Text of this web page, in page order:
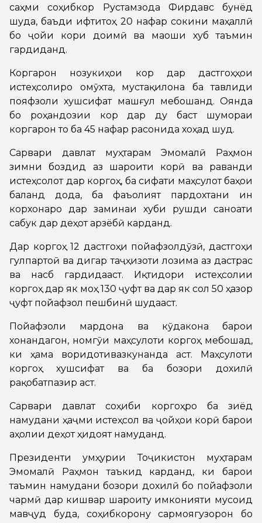
саҳми соҳибкор Рустамзода Фирдавс бунёд
шуда, баъди ифтитоҳ 20 нафар сокини маҳаллӣ
бо ҷойи кори доимӣ ва маоши хуб таъмин
гардиданд.
Коргарон нозукиҳои кор дар дастгоҳҳои
истеҳсолиро омӯхта, мустақилона ба тавлиди
пояфзоли хушсифат машғул мебошанд. Оянда
бо роҳандозии кор дар ду баст шумораи
коргарон то ба 45 нафар расонида хоҳад шуд.
Сарвари давлат муҳтарам Эмомалӣ Раҳмон
зимни боздид аз шароити корӣ ва раванди
истеҳсолот дар коргоҳ, ба сифати маҳсулот баҳои
баланд дода, ба фаъолият пардохтани ин
корхонаро дар заминаи хуби рушди саноати
сабук дар деҳот арзёбӣ карданд.
Дар коргоҳ 12 дастгоҳи пойафзолдӯзӣ, дастгоҳи
гулпартоӣ ва дигар таҷҳизоти лозима аз дастрас
ва насб гардидааст. Иқтидори истеҳсолии
коргоҳ дар як моҳ 130 ҷуфт ва дар як сол 50 ҳазор
ҷуфт пойафзол пешбинӣ шудааст.
Пойафзоли мардона ва кӯдакона барои
хонандагон, номгӯи маҳсулоти коргоҳ мебошад,
ки ҳама воридотивазкунанда аст. Маҳсулоти
коргоҳ хушсифат ва ба бозори дохилӣ
рақобатпазир аст.
Сарвари давлат соҳиби коргоҳро ба зиёд
намудани ҳаҷми истеҳсол ва ҷойҳои корӣ барои
аҳолии деҳот ҳидоят намуданд.
Президенти Ҷумҳурии Тоҷикистон муҳтарам
Эмомалӣ Раҳмон таъкид карданд, ки барои
таъмин намудани бозори дохилӣ бо пойафзоли
чармӣ дар кишвар шароиту имконияти мусоид
мавҷуд буда, соҳибкорону сармоягузорон бо